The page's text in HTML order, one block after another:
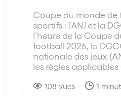
Coupe du monde de
sportifs : l'ANJ et la
l’heure de la Coupe
football 2026, la
nationale des jeux
les règles applicables
108 vues 1